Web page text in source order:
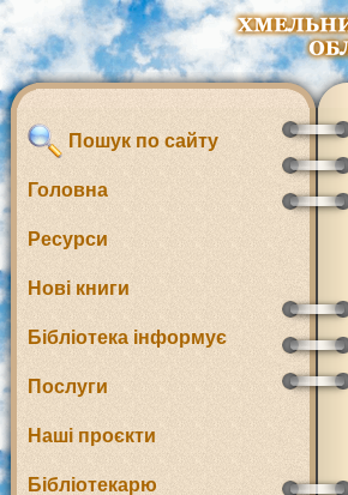
Пошук по сайту
Головна
Ресурси
Нові книги
Бібліотека інформує
Послуги
Наші проєкти
Бібліотекарю